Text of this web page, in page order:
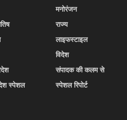
स्पेशल
मनोरंजन
राज्य
लाइफस्टाइल
विदेश
संपादक की कलम से
स्पेशल रिपोर्ट